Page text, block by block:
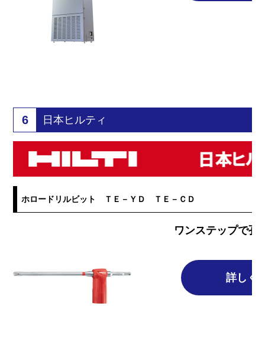
6 日本ヒルティ
ホロードリルビット ＴＥ－ＹＤ ＴＥ－ＣＤ
ワンステップで孔
詳しく